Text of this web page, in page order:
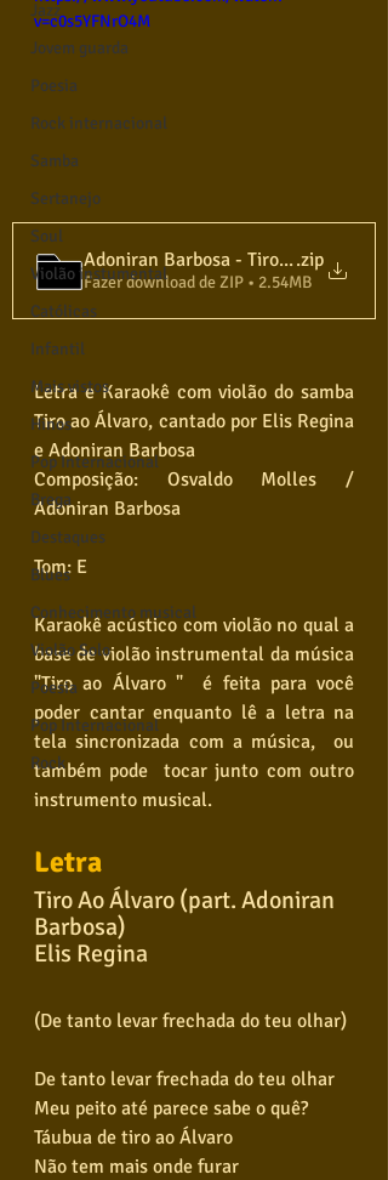
Jazz
Jovem guarda
Poesia
Rock internacional
Samba
Sertanejo
Soul
Violão instumental
Católicas
Infantil
Mais vistos
Hinos
Pop Internacional
Brega
Destaques
Blues
Conhecimento musical
Violão Solo
Poesia
Pop Internacional
Rock
v=c0s5YFNrO4M
Adoniran Barbosa - Tiro ao Álvaro -
.zip
Fazer download de ZIP • 2.54MB
Letra e Karaokê com violão do samba
Tiro ao Álvaro, cantado por Elis Regina
e Adoniran Barbosa
Composição: Osvaldo Molles /
Adoniran Barbosa
Tom: E
Karaokê acústico com violão no qual a
base de violão instrumental da música
"Tiro ao Álvaro "  é feita para você
poder cantar enquanto lê a letra na
tela sincronizada com a música,  ou
também pode  tocar junto com outro
instrumento musical.
Letra
Tiro Ao Álvaro (part. Adoniran
Barbosa)
Elis Regina
(De tanto levar frechada do teu olhar)
De tanto levar frechada do teu olhar
Meu peito até parece sabe o quê?
Táubua de tiro ao Álvaro
Não tem mais onde furar